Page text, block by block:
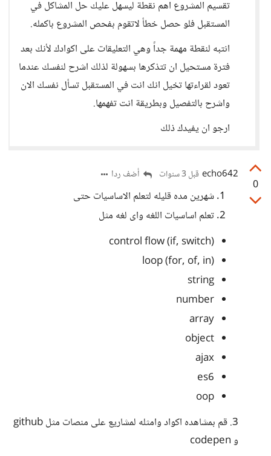
تقسيم المشروع اهم نقطة ليسهل عليك حل المشاكل في
المستقبل فلو حصل خطأ لاتقوم بفحص المشروع باكمله.
انتبه لنقطة مهمة جداً وهي التعليقات على اكوادك لأنك بعد
فترة مستحيل ان تتذكرها بسهولة لذلك اشرح لنفسك عندما
تعود لقراءتها تخيل انك انت في المستقبل تسأل نفسك الان
واشرح بالتفصيل وبطريقة انت تفهمها.
ارجو ان يفيدك ذلك
0
echo642 قبل 3 سنوات أضف ردا
شهرين مده قليله لتعلم الاساسيات حتى
تعلم اساسيات اللغه واى لغه مثل
control flow (if, switch)
loop (for, of, in)
string
number
array
object
ajax
es6
oop
3. قم بمشاهده اكواد وامثله لمشاريع على منصات مثل github
و codepen